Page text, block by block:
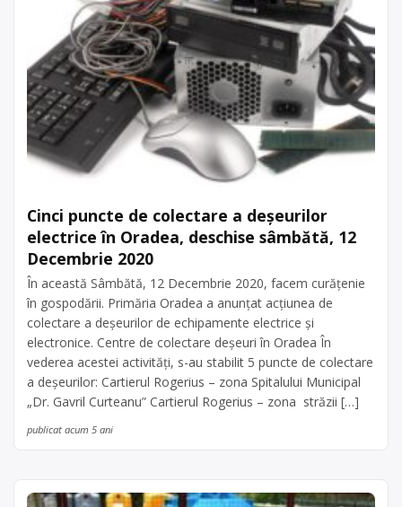
Cinci puncte de colectare a deșeurilor
electrice în Oradea, deschise sâmbătă, 12
Decembrie 2020
În această Sâmbătă, 12 Decembrie 2020, facem curățenie
în gospodării. Primăria Oradea a anunțat acțiunea de
colectare a deșeurilor de echipamente electrice şi
electronice. Centre de colectare deşeuri în Oradea În
vederea acestei activități, s-au stabilit 5 puncte de colectare
a deșeurilor: Cartierul Rogerius – zona Spitalului Municipal
„Dr. Gavril Curteanu” Cartierul Rogerius – zona străzii […]
publicat acum 5 ani